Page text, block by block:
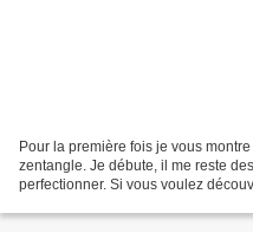
Pour la première fois je vous
zentangle. Je débute, il me reste
perfectionner. Si vous voulez